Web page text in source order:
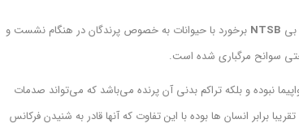
بی NTSB برخورد با حیوانات به خصوص پرندگان در هنگام نشست و
سوانح مرگباری شده است.
نبوده و بلکه تراکم بدنی آن پرنده می‌باشد که می‌تواند صدمات
برابر انسان ها بوده با این تفاوت که آنها قادر به شنیدن فرکانس